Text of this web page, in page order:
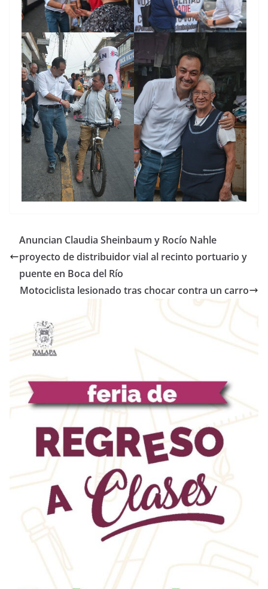
Anuncian Claudia Sheinbaum y Rocío Nahle
proyecto de distribuidor vial al recinto portuario y
puente en Boca del Río
Motociclista lesionado tras chocar contra un carro